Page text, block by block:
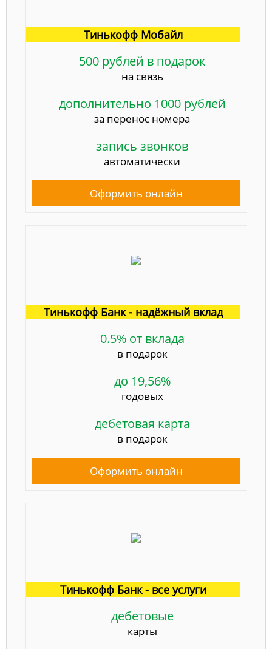
Тинькофф Мобайл
500 рублей в подарок
на связь
дополнительно 1000 рублей
за перенос номера
запись звонков
автоматически
Оформить онлайн
Тинькофф Банк - надёжный вклад
0.5% от вклада
в подарок
до 19,56%
годовых
дебетовая карта
в подарок
Оформить онлайн
Тинькофф Банк - все услуги
дебетовые
карты